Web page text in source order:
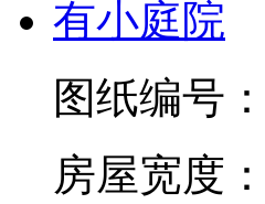
图纸编号
房屋宽度